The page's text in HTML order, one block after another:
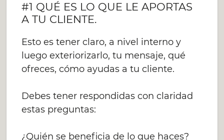
#1 QUÉ ES LO QUE LE APORTAS
A TU CLIENTE.
Esto es tener claro, a nivel interno y
luego exteriorizarlo, tu mensaje, qué
ofreces, cómo ayudas a tu cliente.
Debes tener respondidas con claridad
estas preguntas:
¿Quién se beneficia de lo que haces?